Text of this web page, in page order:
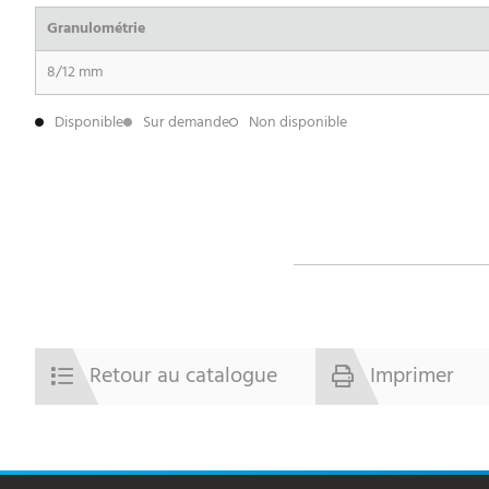
Granulométrie
8/12 mm
Disponible
Sur demande Non disponible
Retour au catalogue Imprimer